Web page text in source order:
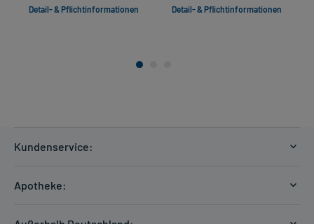
Detail- & Pflichtinformationen Detail- & Pflichtinformationen
Kundenservice:
Apotheke: